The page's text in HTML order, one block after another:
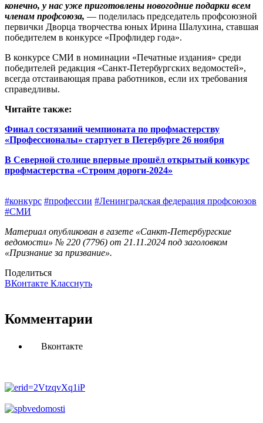
конечно, у нас уже приготовлены новогодние подарки всем
членам профсоюза, — поделилась председатель профсоюзной
первички Дворца творчества юных Ирина Шалухина, ставшая
победителем в конкурсе «Профлидер года».
В конкурсе СМИ в номинации «Печатные издания» среди
победителей редакция «Санкт-Петербургских ведомостей»,
всегда отстаивающая права работников, если их требования
справедливы.
Читайте также:
Финал состязаний чемпионата по профмастерству
«Профессионалы» стартует в Петербурге 26 ноября
В Северной столице впервые прошёл открытый конкурс
профмастерства «Строим дороги-2024»
#конкурс #профессии #Ленинградская федерация проф­союзов
#СМИ
Материал опубликован в газете «Санкт-Петербургские
ведомости» № 220 (7796) от 21.11.2024 под заголовком
«Признание за призвание».
Поделиться
ВКонтакте Класснуть
Комментарии
Вконтакте